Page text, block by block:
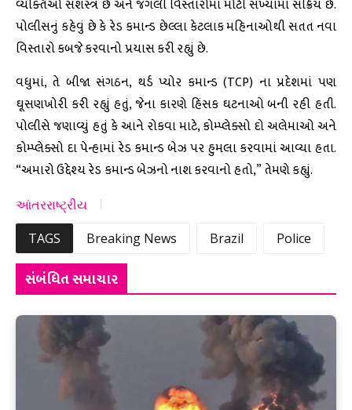
વ્યક્તિઓ સશસ્ત્ર છે અને જંગલી વિસ્તારોમાં મોટી સંખ્યામાં સક્રિય છે.
પોલીસનું કહેવું છે કે રેડ કમાન્ડ છેલ્લા કેટલાક મહિનાઓથી સતત નવા
વિસ્તારો કબજે કરવાનો પ્રયાસ કરી રહ્યું છે.
વધુમાં, તે બીજા સંગઠન, થર્ડ પ્યોર કમાન્ડ (TCP) ના પ્રદેશમાં પણ
ઘૂસણખોરી કરી રહ્યું હતું, જેના કારણે હિંસક ઘટનાઓ બની રહી હતી.
પોલીસે જણાવ્યું હતું કે આને રોકવા માટે, કોમ્પ્લેક્સો દો અલેમાઓ અને
કોમ્પ્લેક્સો દા પેન્હામાં રેડ કમાન્ડ બેઝ પર હુમલા કરવામાં આવ્યા હતા.
“અમારો ઉદ્દેશ્ય રેડ કમાન્ડ બેઝનો નાશ કરવાનો હતો,” તેમણે કહ્યું.
આંતરરાષ્ટ્રીય
TAGS
Breaking News Brazil Police
સંબંધિત સમાચાર